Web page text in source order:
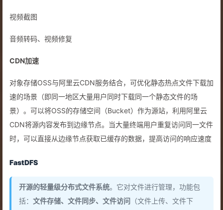
视频截图
音频转码、视频修复
CDN加速
对象存储OSS与阿里云CDN服务结合，可优化静态热点文件下载加
速的场景（即同一地区大量用户同时下载同一个静态文件的场
景）。可以将OSS的存储空间（Bucket）作为源站，利用阿里云
CDN将源内容发布到边缘节点。当大量终端用户重复访问同一文件
时，可以直接从边缘节点获取已缓存的数据，提高访问的响应速度
FastDFS
开源的轻量级分布式文件系统。它对文件进行管理，功能包
括： 文件存储、文件同步、文件访问 （文件上传、文件下